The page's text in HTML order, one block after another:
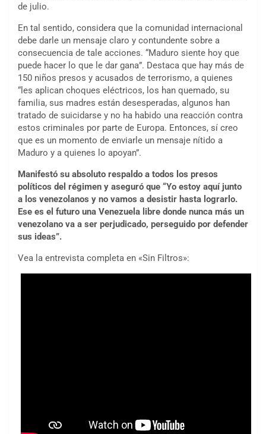
de julio.
En tal sentido, considera que la comunidad internacional
debe darle un mensaje claro y contundente sobre a
consecuencia de tale acciones. “Maduro siente hoy que
puede hacer lo que le dar gana”. Destaca que hay más de
150 niños presos y acusados de terrorismo, a quienes
“les aplican choques eléctricos, los han quemado, su
familia, sus madres están desesperadas, algunos han
tratado de suicidarse y no ha habido una reacción contra
estos criminales por parte de Europa. Entonces, sí creo
que es un momento de enviarle un mensaje nítido a
Maduro y a quienes lo apoyan”.
Manifestó su absoluto respaldo a todos los presos
políticos del régimen y aseguró que “Yo estoy aquí junto
a los venezolanos y no vamos a desistir hasta lograrlo.
Ese es el futuro una Venezuela libre donde nunca más un
venezolano va a ser perjudicado, perseguido por defender
sus ideas”.
Vea la entrevista completa en «Sin Filtros»: